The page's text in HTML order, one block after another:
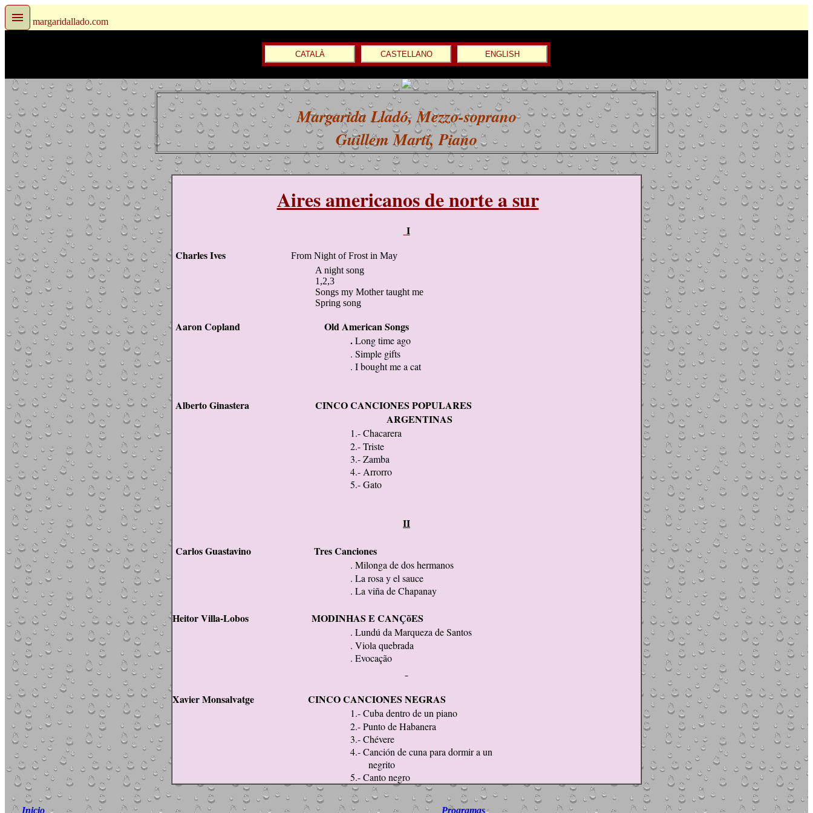
margaridallado.com
CATALÀ CASTELLANO ENGLISH
Margarida Lladó, Mezzo-soprano
Guillem Martí, Piano
Aires americanos de norte a sur
I
Charles Ives
From Night of Frost in May
A night song
1,2,3
Songs my Mother taught me
Spring song
Aaron Copland
Old American Songs
.Long time ago
. Simple gifts
. I bought me a cat
Alberto Ginastera
CINCO CANCIONES POPULARES
ARGENTINAS
1.- Chacarera
2.- Triste
3.- Zamba
4.- Arrorro
5.- Gato
II
Carlos Guastavino
Tres Canciones
. Milonga de dos hermanos
. La rosa y el sauce
. La viña de Chapanay
Heitor Villa-Lobos MODINHAS E CANÇõES
. Lundú da Marqueza de Santos
. Viola quebrada
. Evocação
Xavier Monsalvatge CINCO CANCIONES NEGRAS
1.- Cuba dentro de un piano
2.- Punto de Habanera
3.- Chévere
4.- Canción de cuna para dormir a un
negrito
5.- Canto negro
Inicio Programas